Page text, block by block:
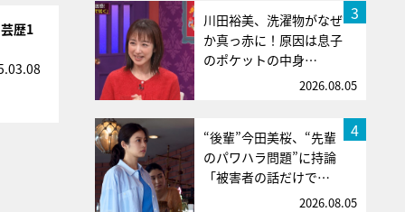
歴1
3
川田裕美、洗濯物がなぜ
か真っ赤に！原因は息子
のポケットの中身…
2026.08.05
4
“後輩”今田美桜、“先輩
のパワハラ問題”に持論
「被害者の話だけで…
2026.08.05